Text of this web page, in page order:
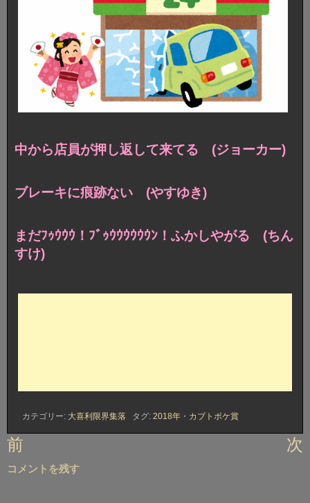
中から店員が押し返して来てる (ジョーカー)
ブレーキに痕跡ない (やすゆき)
まだﾌｩｳｳｳ！ﾌﾞｩｳｳｳｳｳｳﾝ！ふかしやがる (ちん
すけ)
カテゴリー: 大喜利限界集落 タグ: 2018年 ・ カブトボケ賞
投
ナ
前 次
コメントを残す